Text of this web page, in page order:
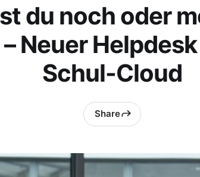
du noch oder
Neuer
Schul-Cloud
Share